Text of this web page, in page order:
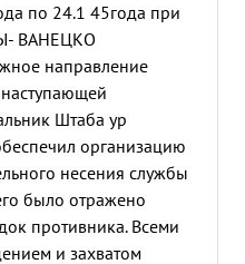
по 24.1 45года при
ВАНЕЦКО
направление
Штаба ур
организацию
несения службы
было отражено
противника. Всеми
и захватом